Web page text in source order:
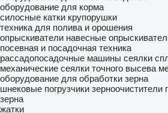
оборудование для корма
силосные катки крупорушки
техника для полива и орошения
опрыскиватели навесные
посевная и посадочная техника
рассадопосадочные машины сеялки
механические сеялки точного высева
оборудование для обработки зерна
шнековые погрузчики зерноочистители
зерна
жатки